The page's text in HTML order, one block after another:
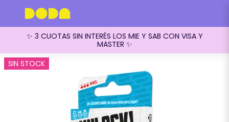
✨ 3 CUOTAS SIN INTERÉS LOS MIE Y SAB CON VISA Y
MASTER ✨
SIN STOCK